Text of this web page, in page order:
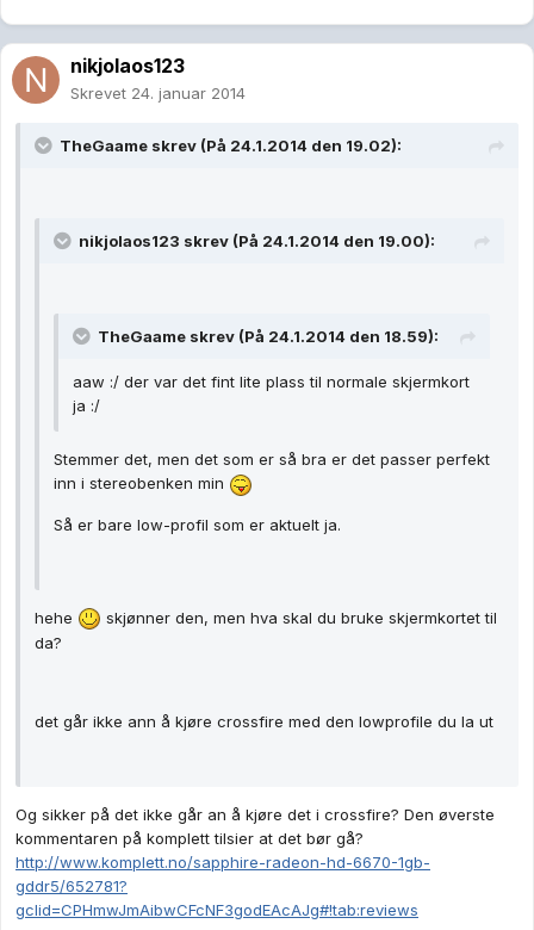
nikjolaos123
Skrevet 24. januar 2014
TheGaame skrev (På 24.1.2014 den 19.02):
nikjolaos123 skrev (På 24.1.2014 den 19.00):
TheGaame skrev (På 24.1.2014 den 18.59):
aaw :/ der var det fint lite plass til normale skjermkort
ja :/
Stemmer det, men det som er så bra er det passer perfekt
inn i stereobenken min
Så er bare low-profil som er aktuelt ja.
hehe
skjønner den, men hva skal du bruke skjermkortet til
da?
det går ikke ann å kjøre crossfire med den lowprofile du la ut
Og sikker på det ikke går an å kjøre det i crossfire? Den øverste
kommentaren på komplett tilsier at det bør gå?
http://www.komplett.no/sapphire-radeon-hd-6670-1gb-
gddr5/652781?
gclid=CPHmwJmAibwCFcNF3godEAcAJg#!tab:reviews